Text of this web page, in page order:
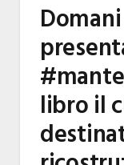
libro il